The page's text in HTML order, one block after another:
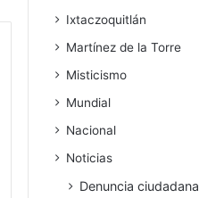
Ixtaczoquitlán
Martínez de la Torre
Misticismo
Mundial
Nacional
Noticias
Denuncia ciudadana